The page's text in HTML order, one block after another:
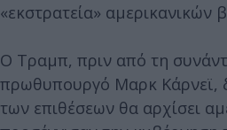
«εκστρατεία» αμερικανικών
Ο Τραμπ, πριν από τη
πρωθυπουργό Μαρκ Κάρνεϊ,
των επιθέσεων θα αρχίσει